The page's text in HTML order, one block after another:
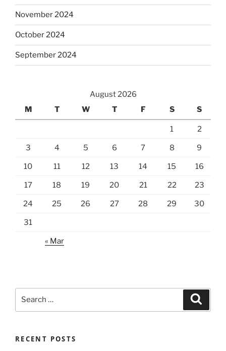
November 2024
October 2024
September 2024
August 2026
M
T W T F S S
1 2
3 4 5 6 7 8 9
10 11 12 13 14 15 16
17 18 19 20 21 22 23
24 25 26 27 28 29 30
31
« Mar
RECENT POSTS